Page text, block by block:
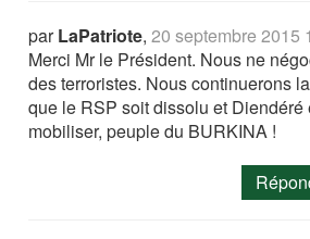
parLaPatriote,20 septembre 2015
Merci Mr le Président. Nous ne
des terroristes. Nous continuerons
que le RSP soit dissolu et
mobiliser, peuple du BURKINA !